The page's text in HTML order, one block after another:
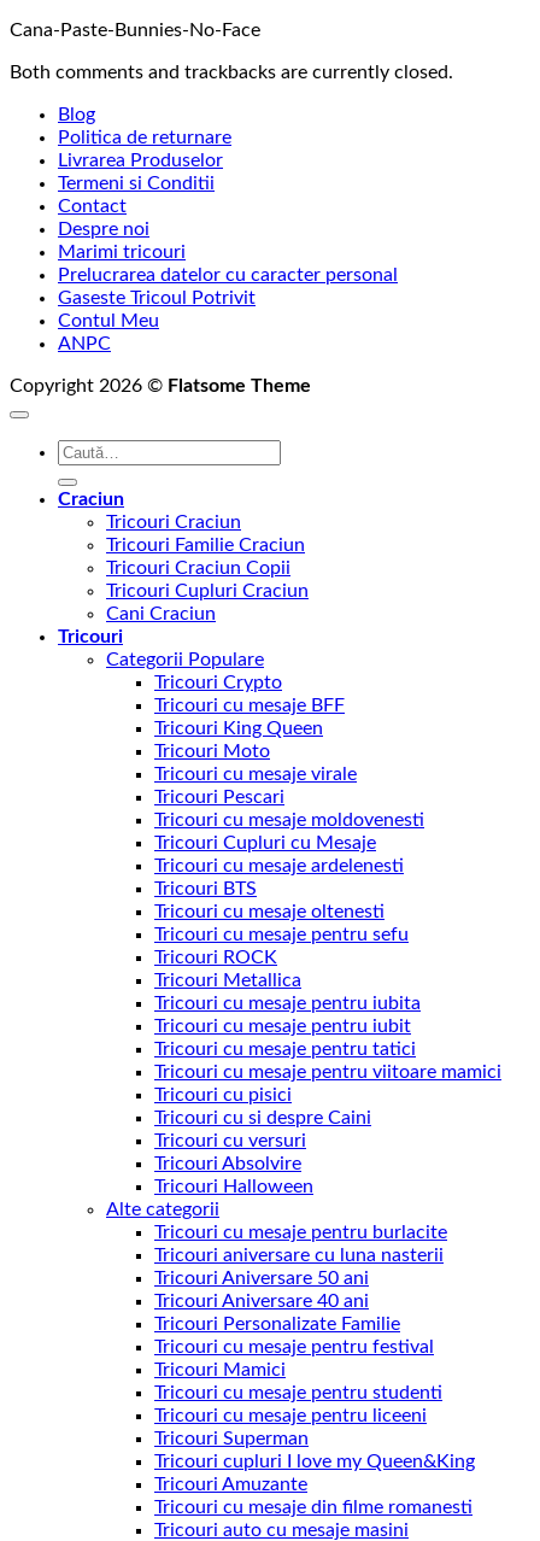
Cana-Paste-Bunnies-No-Face
Both comments and trackbacks are currently closed.
Blog
Politica de returnare
Livrarea Produselor
Termeni si Conditii
Contact
Despre noi
Marimi tricouri
Prelucrarea datelor cu caracter personal
Gaseste Tricoul Potrivit
Contul Meu
ANPC
Copyright 2026 © Flatsome Theme
Caută
Craciun
Tricouri Craciun
Tricouri Familie Craciun
Tricouri Craciun Copii
Tricouri Cupluri Craciun
Cani Craciun
Tricouri
Categorii Populare
Tricouri Crypto
Tricouri cu mesaje BFF
Tricouri King Queen
Tricouri Moto
Tricouri cu mesaje virale
Tricouri Pescari
Tricouri cu mesaje moldovenesti
Tricouri Cupluri cu Mesaje
Tricouri cu mesaje ardelenesti
Tricouri BTS
Tricouri cu mesaje oltenesti
Tricouri cu mesaje pentru sefu
Tricouri ROCK
Tricouri Metallica
Tricouri cu mesaje pentru iubita
Tricouri cu mesaje pentru iubit
Tricouri cu mesaje pentru tatici
Tricouri cu mesaje pentru viitoare mamici
Tricouri cu pisici
Tricouri cu si despre Caini
Tricouri cu versuri
Tricouri Absolvire
Tricouri Halloween
Alte categorii
Tricouri cu mesaje pentru burlacite
Tricouri aniversare cu luna nasterii
Tricouri Aniversare 50 ani
Tricouri Aniversare 40 ani
Tricouri Personalizate Familie
Tricouri cu mesaje pentru festival
Tricouri Mamici
Tricouri cu mesaje pentru studenti
Tricouri cu mesaje pentru liceeni
Tricouri Superman
Tricouri cupluri I love my Queen&King
Tricouri Amuzante
Tricouri cu mesaje din filme romanesti
Tricouri auto cu mesaje masini